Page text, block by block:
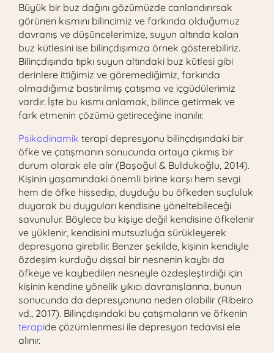
Büyük bir buz dağını gözümüzde canlandırırsak
görünen kısmını bilincimiz ve farkında olduğumuz
davranış ve düşüncelerimize, suyun altında kalan
buz kütlesini ise bilinçdışımıza örnek gösterebiliriz.
Bilinçdışında tıpkı suyun altındaki buz kütlesi gibi
derinlere ittiğimiz ve göremediğimiz, farkında
olmadığımız bastırılmış çatışma ve içgüdülerimiz
vardır. İşte bu kısmı anlamak, bilince getirmek ve
fark etmenin çözümü getireceğine inanılır.
Psikodinamik terapi depresyonu bilinçdışındaki bir
öfke ve çatışmanın sonucunda ortaya çıkmış bir
durum olarak ele alır (Başoğul & Buldukoğlu, 2014).
Kişinin yaşamındaki önemli birine karşı hem sevgi
hem de öfke hissedip, duyduğu bu öfkeden suçluluk
duyarak bu duyguları kendisine yöneltebileceği
savunulur. Böylece bu kişiye değil kendisine öfkelenir
ve yüklenir, kendisini mutsuzluğa sürükleyerek
depresyona girebilir. Benzer şekilde, kişinin kendiyle
özdeşim kurduğu dışsal bir nesnenin kaybı da
öfkeye ve kaybedilen nesneyle özdeşleştirdiği için
kişinin kendine yönelik yıkıcı davranışlarına, bunun
sonucunda da depresyonuna neden olabilir (Ribeiro
vd., 2017). Bilinçdışındaki bu çatışmaların ve öfkenin
terapide çözümlenmesi ile depresyon tedavisi ele
alınır.